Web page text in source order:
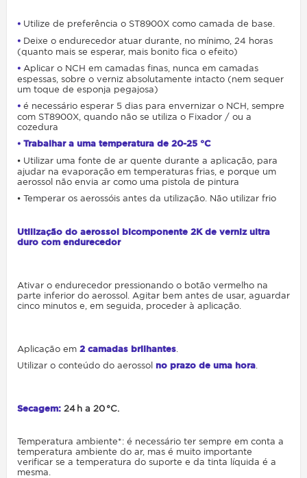
⦁ Utilize de preferência o ST8900X como camada de base.
⦁ Deixe o endurecedor atuar durante, no mínimo, 24 horas
(quanto mais se esperar, mais bonito fica o efeito)
⦁ Aplicar o NCH em camadas finas, nunca em camadas
espessas, sobre o verniz absolutamente intacto (nem sequer
um toque de esponja pegajosa)
⦁ é necessário esperar 5 dias para envernizar o NCH, sempre
com ST8900X, quando não se utiliza o Fixador / ou a
cozedura
⦁ Trabalhar a uma temperatura de 20-25 °C
⦁ Utilizar uma fonte de ar quente durante a aplicação, para
ajudar na evaporação em temperaturas frias, e porque um
aerossol não envia ar como uma pistola de pintura
⦁ Temperar os aerossóis antes da utilização. Não utilizar frio
Utilização do aerossol bicomponente 2K de verniz ultra
duro com endurecedor
Ativar o endurecedor pressionando o botão vermelho na
parte inferior do aerossol. Agitar bem antes de usar, aguardar
cinco minutos e, em seguida, proceder à aplicação.
Aplicação em 2 camadas brilhantes
Utilizar o conteúdo do aerossol no prazo de uma hora
Secagem: 24 h a 20 °C.
Temperatura ambiente*: é necessário ter sempre em conta a
temperatura ambiente do ar, mas é muito importante
verificar se a temperatura do suporte e da tinta líquida é a
mesma.